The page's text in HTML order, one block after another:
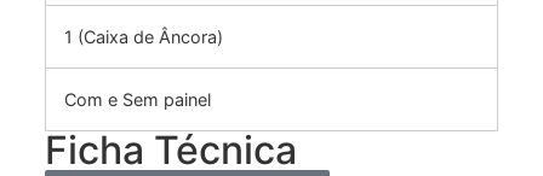
1 (Caixa de Âncora)
Com e Sem painel
Ficha Técnica